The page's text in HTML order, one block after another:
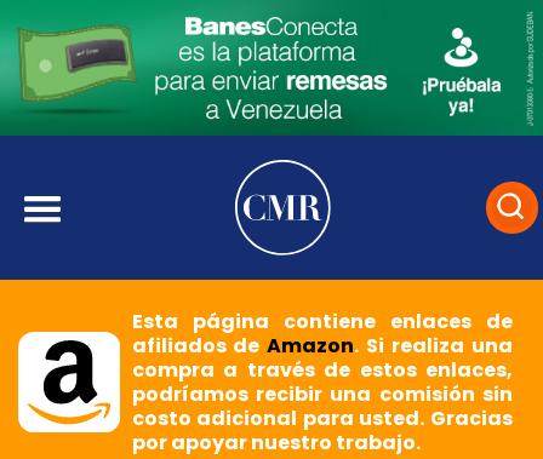
Esta página contiene enlaces de
afiliados deAmazon. Si realiza una
compra a través de estos enlaces,
podríamos recibir una comisión sin
costo adicional para usted. Gracias
por apoyar nuestro trabajo.